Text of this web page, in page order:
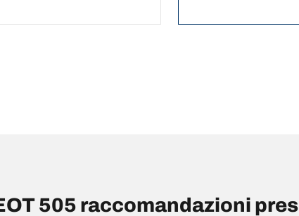
505 raccomandazioni